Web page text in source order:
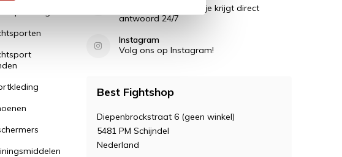
Stel ze in de Chat en je krijgt direct
antwoord 24/7
Instagram
Volg ons op Instagram!
Best Fightshop
Diepenbrockstraat 6 (geen winkel)
5481 PM Schijndel
Nederland